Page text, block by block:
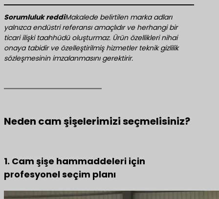
​Sorumluluk reddi​Makalede belirtilen marka adları
yalnızca endüstri referansı amaçlıdır ve herhangi bir
ticari ilişki taahhüdü oluşturmaz. Ürün özellikleri nihai
onaya tabidir ve özelleştirilmiş hizmetler teknik gizlilik
sözleşmesinin imzalanmasını gerektirir.
Neden cam şişelerimizi seçmelisiniz?
1. Cam şişe hammaddeleri için
profesyonel seçim planı